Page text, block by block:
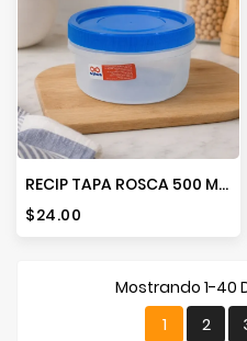
RECIP TAPA ROSCA 500 ML ERGONOMICO
Precio
$24.00
Mostrando 1-40
1 2